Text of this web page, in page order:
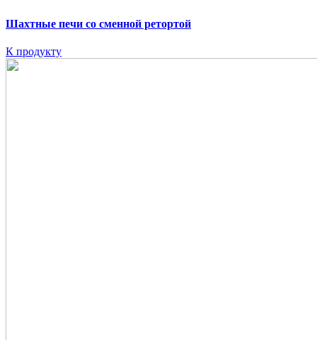
Шахтные печи со сменной ретортой
К продукту